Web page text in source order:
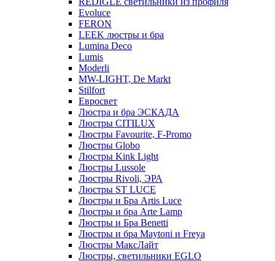
Evoluce
FERON
LEEK люстры и бра
Lumina Deco
Lumis
Moderli
MW-LIGHT, De Markt
Stilfort
Евросвет
Люстра и бра ЭСКАДА
Люстры CITILUX
Люстры Favourite, F-Promo
Люстры Globo
Люстры Kink Light
Люстры Lussole
Люстры Rivoli, ЭРА
Люстры ST LUCE
Люстры и Бра Artis Luce
Люстры и бра Arte Lamp
Люстры и Бра Benetti
Люстры и бра Maytoni и Freya
Люстры МаксЛайт
Люстры, светильники EGLO